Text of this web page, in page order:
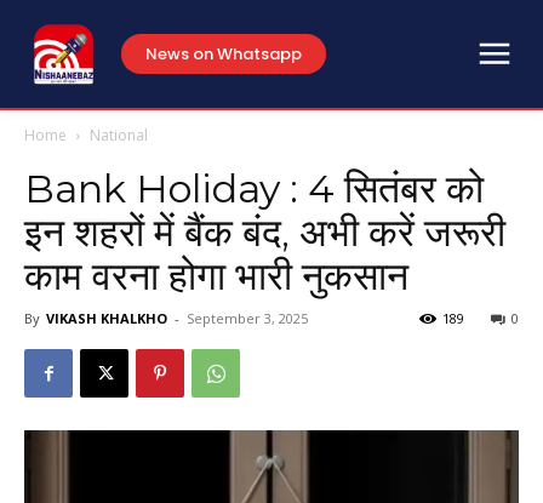
News on Whatsapp
Home National
Bank Holiday : 4 सितंबर को
इन शहरों में बैंक बंद, अभी करें जरूरी
काम वरना होगा भारी नुकसान
By VIKASH KHALKHO - September 3, 2025 0
189